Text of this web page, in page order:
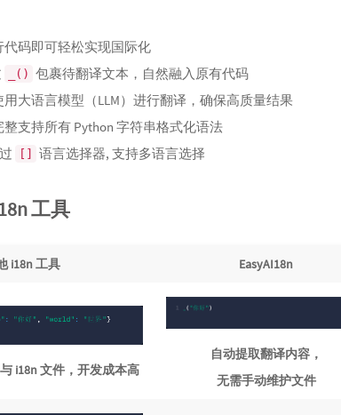
代码即可轻松实现国际化
_() 包裹待翻译文本，自然融入原有代码
用大语言模型（LLM）进行翻译，确保高质量结果
整支持所有 Python 字符串格式化语法
[] 语言选择器, 支持多语言选择
工具
i18n 工具 EasyAI18n
与 i18n 文件，开发成本高
自动提取翻译内容，
无需手动维护文件